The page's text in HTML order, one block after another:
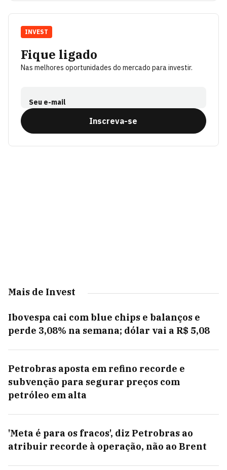
Fique ligado
Nas melhores oportunidades do mercado para investir.
Seu e-mail
Inscreva-se
INVEST
Mais de Invest
Ibovespa cai com blue chips e balanços e
perde 3,08% na semana; dólar vai a R$ 5,08
Petrobras aposta em refino recorde e
subvenção para segurar preços com
petróleo em alta
'Meta é para os fracos', diz Petrobras ao
atribuir recorde à operação, não ao Brent